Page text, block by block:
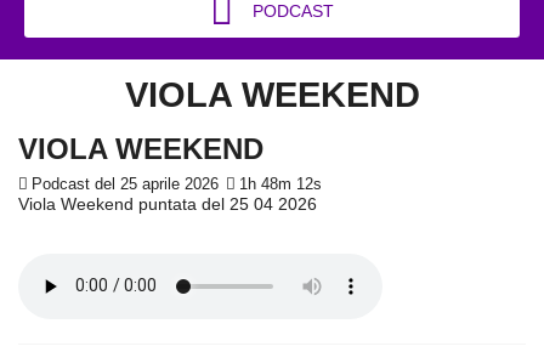
PODCAST
VIOLA WEEKEND
VIOLA WEEKEND
Podcast del 25 aprile 2026 1h 48m 12s
Viola Weekend puntata del 25 04 2026